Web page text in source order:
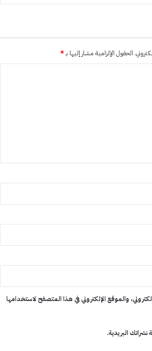
الحقول الإلزامية مشار إليها بـ*
والموقع الإلكتروني في هذا المتصفح لاستخدامها
البريدية.